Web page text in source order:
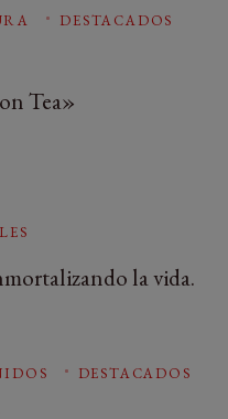
DESTACADOS
Tea»
la vida.
DESTACADOS